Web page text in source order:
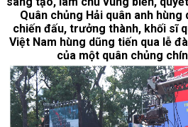
Quân chủng Hải quân anh hùng
chiến đấu, trưởng thành, khối sĩ
Việt Nam hùng dũng tiến qua lễ
của một quân chủng